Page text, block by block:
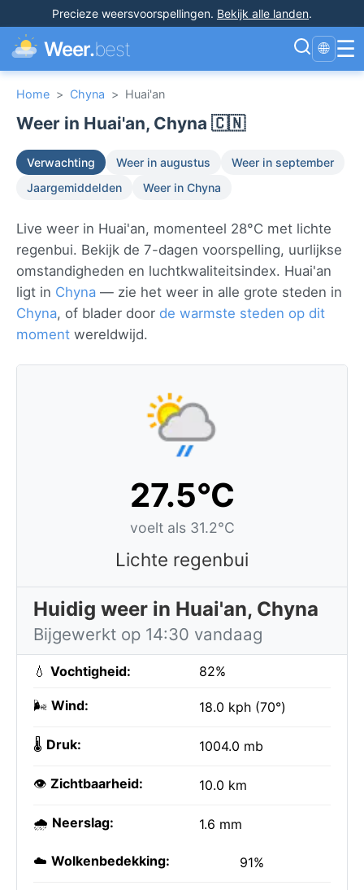
Precieze weersvoorspellingen. Bekijk alle landen.
Weer.best 🌐 ☰
Home > Chyna > Huai'an
Weer in Huai'an, Chyna 🇨🇳
Verwachting Weer in augustus
Weer in september
Jaargemiddelden
Weer in Chyna
Live weer in Huai'an, momenteel 28°C met lichte
regenbui. Bekijk de 7-dagen voorspelling, uurlijkse
omstandigheden en luchtkwaliteitsindex. Huai'an
ligt in Chyna — zie het weer in alle grote steden in
Chyna, of blader door de warmste steden op dit
moment wereldwijd.
27.5°C
voelt als 31.2°C
Lichte regenbui
Huidig weer in Huai'an, Chyna
Bijgewerkt op 14:30 vandaag
💧 Vochtigheid: 82%
🌬️ Wind: 18.0 kph (70°)
🌡️ Druk: 1004.0 mb
👁️ Zichtbaarheid: 10.0 km
🌧️ Neerslag: 1.6 mm
☁️ Wolkenbedekking: 91%